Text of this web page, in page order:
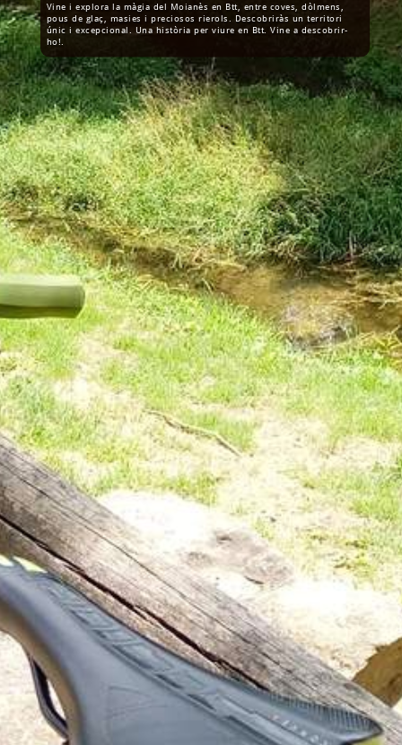
Vine i explora la màgia del Moianès en Btt, entre coves, dòlmens,
pous de glaç, masies i preciosos rierols. Descobriràs un territori
únic i excepcional. Una història per viure en Btt. Vine a descobrir-
ho!.